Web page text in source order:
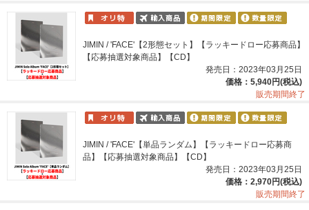
JIMIN / 'FACE'【2形態セット】【ラッキードロー応募商品】
【応募抽選対象商品】【CD】
発売日：2023年03月25日
価格：5,940円(税込)
販売期間終了
JIMIN / 'FACE'【単品ランダム】【ラッキードロー応募商
品】【応募抽選対象商品】【CD】
発売日：2023年03月25日
価格：2,970円(税込)
販売期間終了